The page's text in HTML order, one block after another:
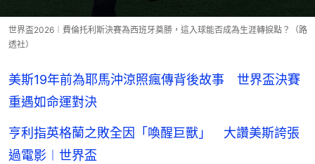
世界盃2026︱費倫托利斯決賽為西班牙奠勝，這入球能否成為生涯轉捩點？（路
透社）
美斯19年前為耶馬沖涼照瘋傳背後故事 世界盃決賽
重遇如命運對決
亨利指英格蘭之敗全因「喚醒巨獸」 大讚美斯誇張
過電影︱世界盃